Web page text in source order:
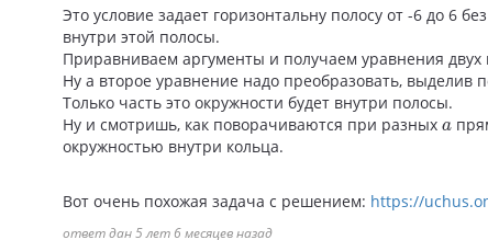
Это условие задает горизонтальну полосу от -6 до 6
внутри этой полосы.
Приравниваем аргументы и получаем уравнения
Ну а второе уравнение надо преобразовать, выделив
Только часть это окружности будет внутри полосы.
Ну и смотришь, как поворачиваются при разных a
a
окружностью внутри кольца.
Вот очень похожая задача с решением: https://
ответ дан 5 лет 6 месяцев назад